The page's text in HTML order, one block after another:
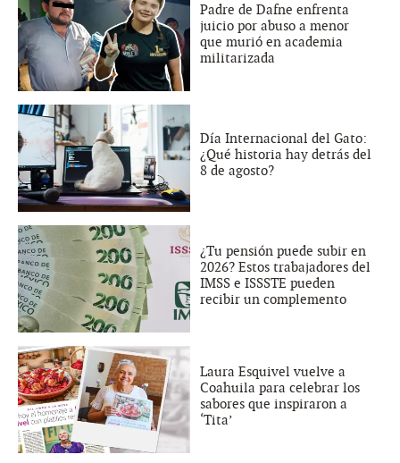
Padre de Dafne enfrenta
juicio por abuso a menor
que murió en academia
militarizada
Día Internacional del Gato:
¿Qué historia hay detrás del
8 de agosto?
¿Tu pensión puede subir en
2026? Estos trabajadores del
IMSS e ISSSTE pueden
recibir un complemento
Laura Esquivel vuelve a
Coahuila para celebrar los
sabores que inspiraron a
‘Tita’